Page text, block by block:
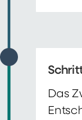
Das